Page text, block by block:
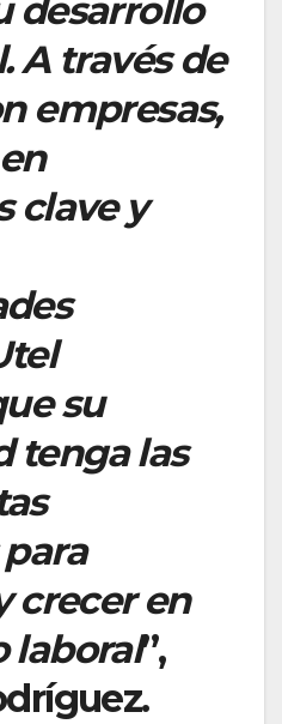
desarrollo
A través de
empresas,
clave y
su
tenga las
crecer en
laboral”,